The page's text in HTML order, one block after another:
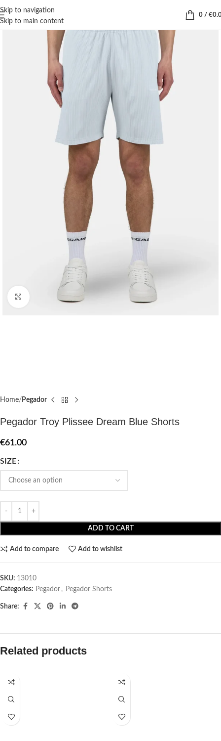
Skip to navigation
Skip to main content
0 / €
Home Pegador​
Pegador Troy Plissee Dream Blue Shorts
€61.00
SIZE
ADD TO CART
Add to compare Add to wishlist
SKU: 13010
Categories: Pegador​ , Pegador Shorts
Share:
Related products